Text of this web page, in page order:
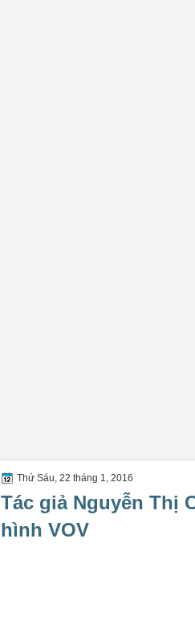
Thứ Sáu, 22 tháng 1, 2016
Tác giả Nguyễn Thị
hình VOV